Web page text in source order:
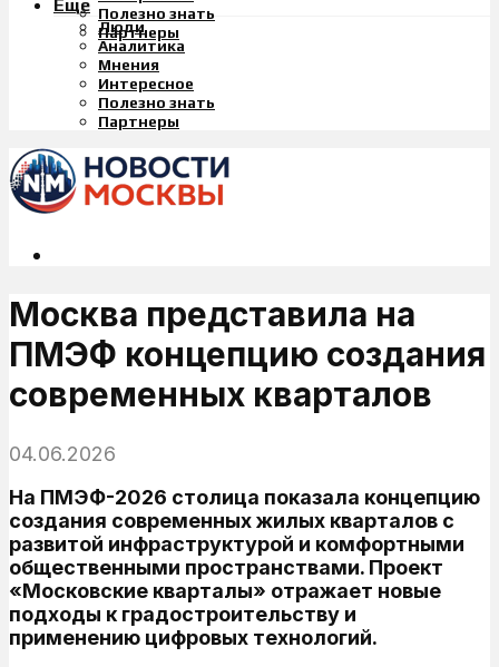
Полезно знать
Партнеры
Еще
Люди
Аналитика
Мнения
Интересное
Полезно знать
Партнеры
Москва представила на
ПМЭФ концепцию создания
современных кварталов
04.06.2026
На ПМЭФ-2026 столица показала концепцию
создания современных жилых кварталов с
развитой инфраструктурой и комфортными
общественными пространствами. Проект
«Московские кварталы» отражает новые
подходы к градостроительству и
применению цифровых технологий.